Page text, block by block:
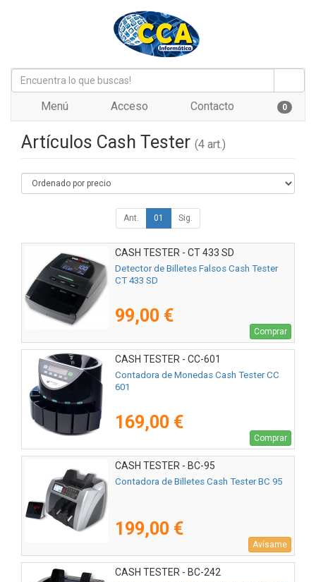
Menú Acceso Contacto 0
Artículos Cash Tester (4 art.)
Ant. 01 Sig.
CASH TESTER - CT 433 SD
Detector de Billetes Falsos Cash Tester
CT 433 SD
99,00 €
Comprar
CASH TESTER - CC-601
Contadora de Monedas Cash Tester CC
601
169,00 €
Comprar
CASH TESTER - BC-95
Contadora de Billetes Cash Tester BC 95
199,00 €
Avísame
CASH TESTER - BC-242